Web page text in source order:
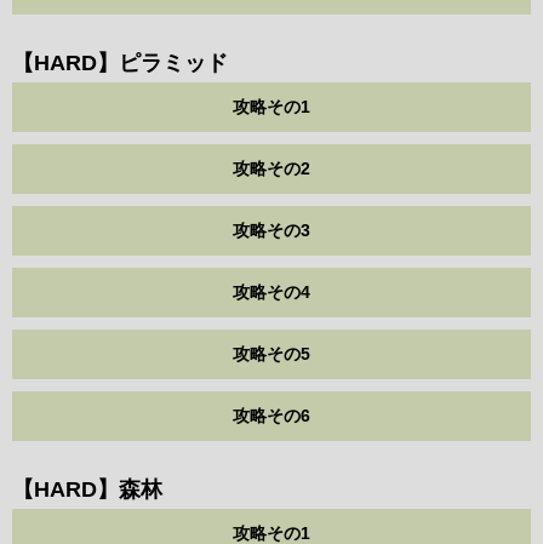
【HARD】ピラミッド
攻略その1
攻略その2
攻略その3
攻略その4
攻略その5
攻略その6
【HARD】森林
攻略その1